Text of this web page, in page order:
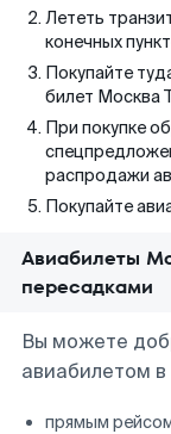
Лететь
конечных
Покупайте
билет Москва
При покупке
распродажи
Покупайте
Авиабилеты
пересадками
Вы можете
авиабилетом
прямым